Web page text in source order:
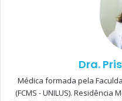
pele. Nas
consideráveis
patogênese da
classificações modernas
abordagens de
ainda permanece
prurido,pápulase/ou
Dra.
Médica formada pela
(FCMS - UNILUS).